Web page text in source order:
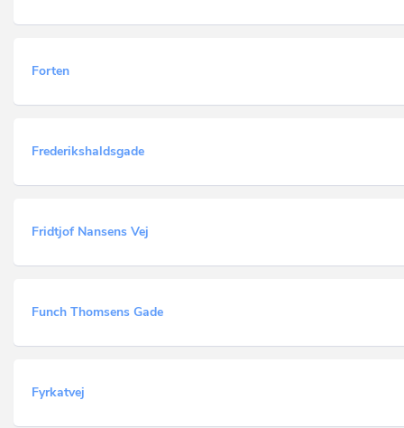
Forten
Frederikshaldsgade
Fridtjof Nansens Vej
Funch Thomsens Gade
Fyrkatvej